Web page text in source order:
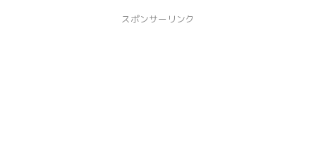
スポンサーリンク